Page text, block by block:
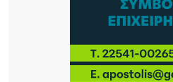
Καιρός: Ζέστη με 32
έως 7 μποφόρ σήμερα 9/8
19 ΏΡΕΣ ΠΡΙΝ
Αποκαθίσταται σταδιακά η